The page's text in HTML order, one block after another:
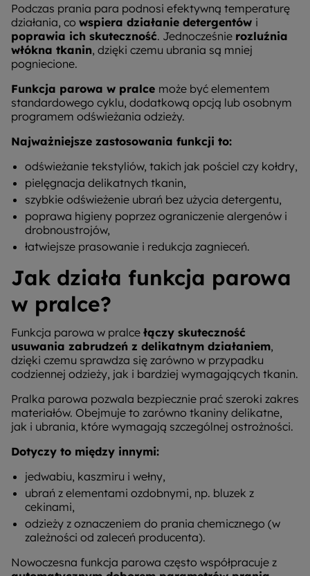
Podczas prania para podnosi efektywną temperaturę
działania, co wspiera działanie detergentów i
poprawia ich skuteczność. Jednocześnie rozluźnia
włókna tkanin, dzięki czemu ubrania są mniej
pogniecione.
Funkcja parowa w pralce może być elementem
standardowego cyklu, dodatkową opcją lub osobnym
programem odświeżania odzieży.
Najważniejsze zastosowania funkcji to:
odświeżanie tekstyliów, takich jak pościel czy kołdry,
pielęgnacja delikatnych tkanin,
szybkie odświeżenie ubrań bez użycia detergentu,
poprawa higieny poprzez ograniczenie alergenów i
drobnoustrojów,
łatwiejsze prasowanie i redukcja zagnieceń.
Jak działa funkcja parowa
w pralce?
Funkcja parowa w pralce łączy skuteczność
usuwania zabrudzeń z delikatnym działaniem,
dzięki czemu sprawdza się zarówno w przypadku
codziennej odzieży, jak i bardziej wymagających tkanin.
Pralka parowa pozwala bezpiecznie prać szeroki zakres
materiałów. Obejmuje to zarówno tkaniny delikatne,
jak i ubrania, które wymagają szczególnej ostrożności.
Dotyczy to między innymi:
jedwabiu, kaszmiru i wełny,
ubrań z elementami ozdobnymi, np. bluzek z
cekinami,
odzieży z oznaczeniem do prania chemicznego (w
zależności od zaleceń producenta).
Nowoczesna funkcja parowa często współpracuje z